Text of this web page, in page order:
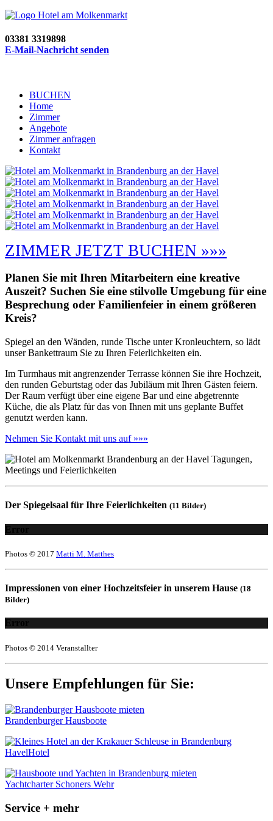
03381 3319898
E-Mail-Nachricht senden
BUCHEN
Home
Zimmer
Angebote
Zimmer anfragen
Kontakt
ZIMMER JETZT BUCHEN »»»
Planen Sie mit Ihren Mitarbeitern eine kreative
Auszeit? Suchen Sie eine stilvolle Umgebung für eine
Besprechung oder Familienfeier in einem größeren
Kreis?
Spiegel an den Wänden, runde Tische unter Kronleuchtern, so lädt
unser Bankettraum Sie zu Ihren Feierlichkeiten ein.
Im Turmhaus mit angrenzender Terrasse können Sie ihre Hochzeit,
den runden Geburtstag oder das Jubiläum mit Ihren Gästen feiern.
Der Raum verfügt über eine eigene Bar und eine abgetrennte
Küche, die als Platz für das von Ihnen mit uns geplante Buffet
genutzt werden kann.
Nehmen Sie Kontakt mit uns auf »»»
Der Spiegelsaal für Ihre Feierlichkeiten (11 Bilder)
Error
Photos © 2017 Matti M. Matthes
Impressionen von einer Hochzeitsfeier in unserem Hause (18
Bilder)
Error
Photos © 2014 Veranstallter
Unsere Empfehlungen für Sie:
Brandenburger Hausboote
HavelHotel
Yachtcharter Schoners Wehr
Service + mehr